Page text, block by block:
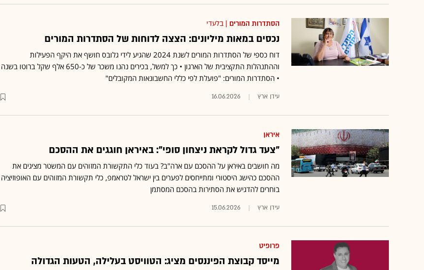
הסתדרות המורים | בלעדי
נכסים במאות מיליונים: הצצה לדוחות של הסתדרות המורים
דוח כספי של הסתדרות המורים לשנת 2024 שהגיע לידי גלובס חושף את היקף הפעילות
וההתנהלות התקציבית של הארגון • כך למשל, בכירים נהנו משכר של כ-650 אלף שקל ברוטו בשנה
• הסתדרות המורים: "פועלת לפי כללי החשבונאות המקובלים"
עידן ארץ 16.06.2026
איראן
"צעד גדול לקראת ניצחון סופי": באיראן חוגגים את ההסכם
מה חושבים באיראן על ההסכם עם ארה"ב? בעוד כלי התקשורת המזוהים עם המשטר מציגים את
ההסכם כהישג היסטורי ומתייחסים לפערים בין ישראל לטראמפ, כלי תקשורת המזוהים עם האופוזיציה
בוחרים להדגיש את הסתירות בהסכם המסתמן
עידן ארץ 15.06.2026
פרופיט
מייסד קבוצת הפיננסים מציג: הטוויסט בעלילה, הטעות הגדולה